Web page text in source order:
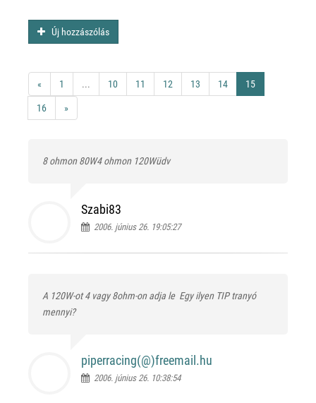
Új hozzászólás
« 1 ... 10 11 12 13 14 15
16 »
8 ohmon 80W4 ohmon 120Wüdv
Szabi83
2006. június 26. 19:05:27
A 120W-ot 4 vagy 8ohm-on adja le Egy ilyen TIP tranyó
mennyi?
piperracing(@)freemail.hu
2006. június 26. 10:38:54